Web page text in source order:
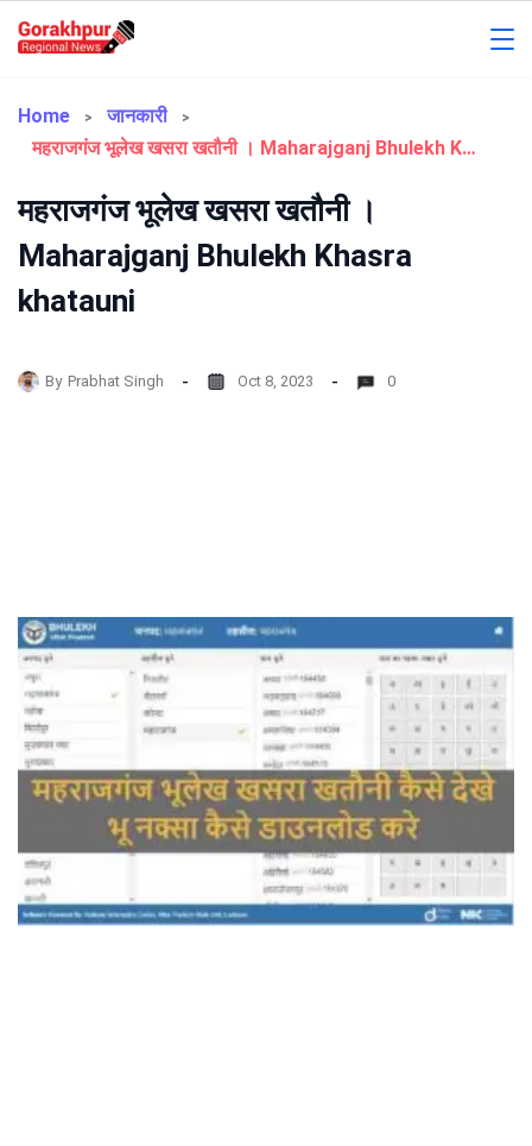
Regional
Home
जानकारी
महराजगंज भूलेख खसरा खतौनी । Maharajganj Bhulekh Khasra khatauni
महराजगंज भूलेख खसरा खतौनी ।
Maharajganj Bhulekh Khasra
khatauni
By Prabhat Singh Oct 8, 2023 0